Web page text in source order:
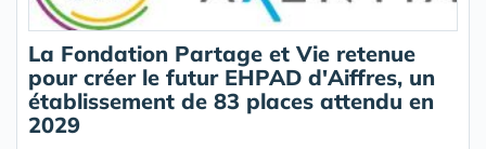
La Fondation Partage et Vie retenue
pour créer le futur EHPAD d'Aiffres, un
établissement de 83 places attendu en
2029